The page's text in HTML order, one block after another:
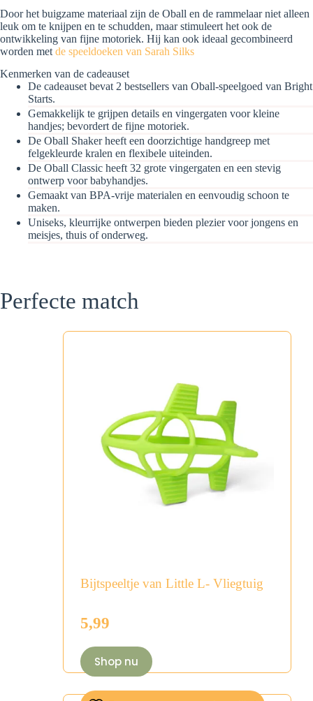
Door het buigzame materiaal zijn de Oball en de rammelaar niet alleen
leuk om te knijpen en te schudden, maar stimuleert het ook de
ontwikkeling van fijne motoriek. Hij kan ook ideaal gecombineerd
worden metde speeldoeken van Sarah Silks
Kenmerken van de cadeauset
De cadeauset bevat 2 bestsellers van Oball-speelgoed van Bright
Starts.
Gemakkelijk te grijpen details en vingergaten voor kleine
handjes; bevordert de fijne motoriek.
De Oball Shaker heeft een doorzichtige handgreep met
felgekleurde kralen en flexibele uiteinden.
De Oball Classic heeft 32 grote vingergaten en een stevig
ontwerp voor babyhandjes.
Gemaakt van BPA-vrije materialen en eenvoudig schoon te
maken.
Uniseks, kleurrijke ontwerpen bieden plezier voor jongens en
meisjes, thuis of onderweg.
Perfecte match
Bijtspeeltje van Little L- Vliegtuig
5,99
Shop nu